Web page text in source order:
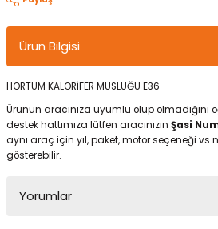
Ürün Bilgisi
HORTUM KALORİFER MUSLUĞU E36
Ürünün aracınıza uyumlu olup
destek hattımıza lütfen aracınızın Şasi
aynı araç için yıl, paket, motor seçeneği vs
gösterebilir.
Yorumlar